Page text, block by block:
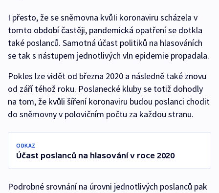
I přesto, že se sněmovna kvůIi koronaviru scházela v
tomto období častěji, pandemická opatření se dotkla
také poslanců. Samotná účast politiků na hlasováních
se tak s nástupem jednotlivých vln epidemie propadala.
Pokles lze vidět od března 2020 a následně také znovu
od září téhož roku. Poslanecké kluby se totiž dohodly
na tom, že kvůli šíření koronaviru budou poslanci chodit
do sněmovny v polovičním počtu za každou stranu.
ODKAZ
Účast poslanců na hlasování v roce 2020
Podrobné srovnání na úrovni jednotlivých poslanců pak